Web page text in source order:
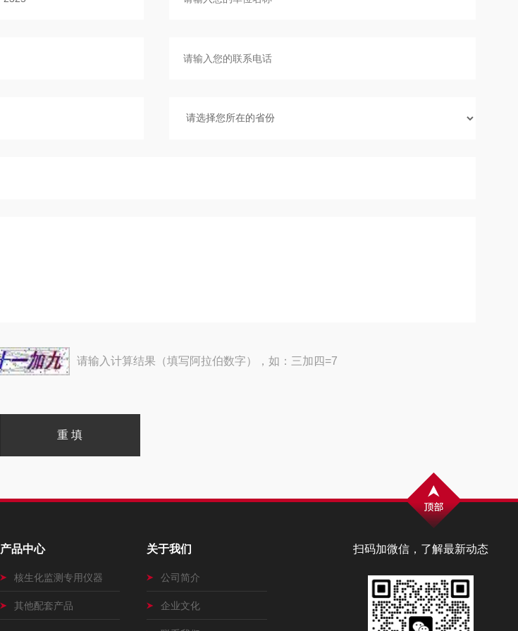
请输入计算结果（填写阿拉伯数字），如：三加四=7
扫码加微信，了解最新动态
产品中心
核生化监测专用仪器
其他配套产品
关于我们
公司简介
企业文化